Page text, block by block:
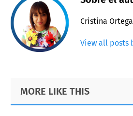
Cristina Ortega
View all posts
Primary
Sidebar
Footer
MORE LIKE THIS